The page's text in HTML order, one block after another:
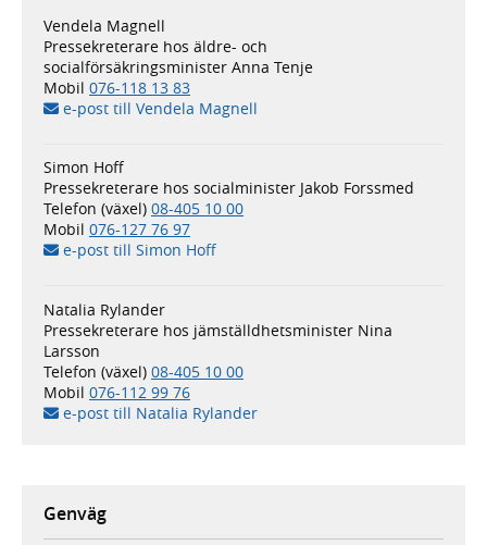
Vendela Magnell
Pressekreterare hos äldre- och
socialförsäkringsminister Anna Tenje
Mobil 076-118 13 83
e-post till Vendela Magnell
Simon Hoff
Pressekreterare hos socialminister Jakob Forssmed
Telefon (växel) 08-405 10 00
Mobil 076-127 76 97
e-post till Simon Hoff
Natalia Rylander
Pressekreterare hos jämställdhets­minister Nina
Larsson
Telefon (växel) 08-405 10 00
Mobil 076-112 99 76
e-post till Natalia Rylander
Genväg